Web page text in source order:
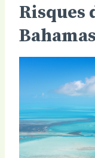
Risques
Bahamas